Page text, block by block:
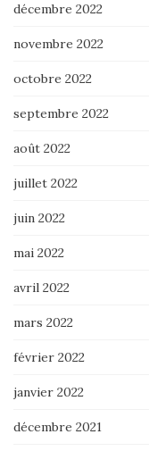
décembre 2022
novembre 2022
octobre 2022
septembre 2022
août 2022
juillet 2022
juin 2022
mai 2022
avril 2022
mars 2022
février 2022
janvier 2022
décembre 2021